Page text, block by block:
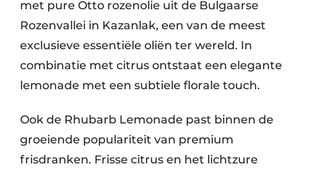
met pure Otto rozenolie uit de Bulgaarse
Rozenvallei in Kazanlak, een van de meest
exclusieve essentiële oliën ter wereld. In
combinatie met citrus ontstaat een elegante
lemonade met een subtiele florale touch.
Ook de Rhubarb Lemonade past binnen de
groeiende populariteit van premium
frisdranken. Frisse citrus en het lichtzure